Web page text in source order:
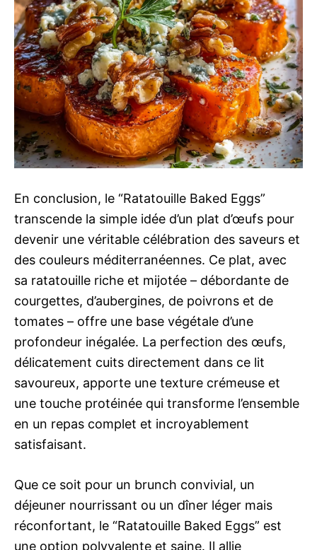
En conclusion, le “Ratatouille Baked Eggs”
transcende la simple idée d’un plat d’œufs pour
devenir une véritable célébration des saveurs et
des couleurs méditerranéennes. Ce plat, avec
sa ratatouille riche et mijotée – débordante de
courgettes, d’aubergines, de poivrons et de
tomates – offre une base végétale d’une
profondeur inégalée. La perfection des œufs,
délicatement cuits directement dans ce lit
savoureux, apporte une texture crémeuse et
une touche protéinée qui transforme l’ensemble
en un repas complet et incroyablement
satisfaisant.
Que ce soit pour un brunch convivial, un
déjeuner nourrissant ou un dîner léger mais
réconfortant, le “Ratatouille Baked Eggs” est
une option polyvalente et saine. Il allie